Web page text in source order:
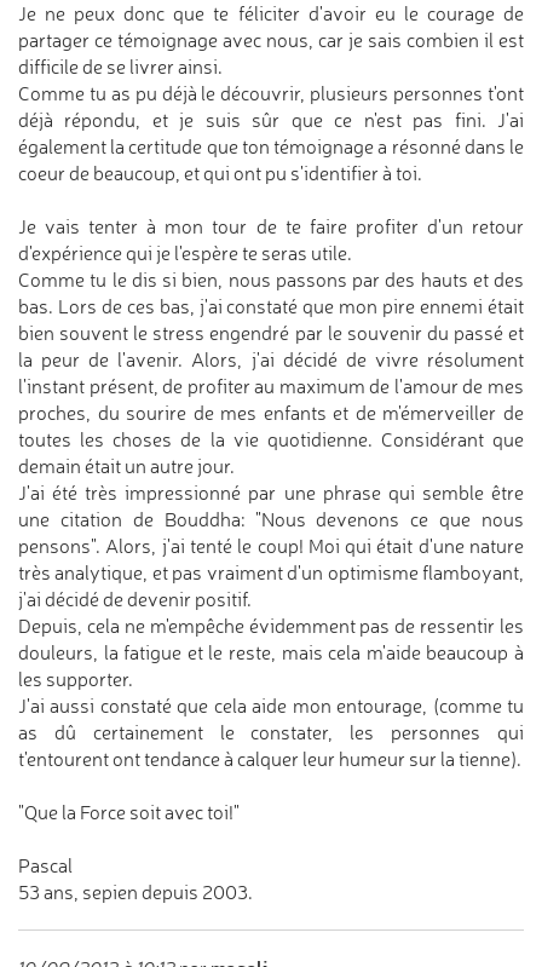
Je ne peux donc que te féliciter d'avoir eu le courage de
partager ce témoignage avec nous, car je sais combien il est
difficile de se livrer ainsi.
Comme tu as pu déjà le découvrir, plusieurs personnes t'ont
déjà répondu, et je suis sûr que ce n'est pas fini. J'ai
également la certitude que ton témoignage a résonné dans le
coeur de beaucoup, et qui ont pu s'identifier à toi.
Je vais tenter à mon tour de te faire profiter d'un retour
d'expérience qui je l'espère te seras utile.
Comme tu le dis si bien, nous passons par des hauts et des
bas. Lors de ces bas, j'ai constaté que mon pire ennemi était
bien souvent le stress engendré par le souvenir du passé et
la peur de l'avenir. Alors, j'ai décidé de vivre résolument
l'instant présent, de profiter au maximum de l'amour de mes
proches, du sourire de mes enfants et de m'émerveiller de
toutes les choses de la vie quotidienne. Considérant que
demain était un autre jour.
J'ai été très impressionné par une phrase qui semble être
une citation de Bouddha: "Nous devenons ce que nous
pensons". Alors, j'ai tenté le coup! Moi qui était d'une nature
très analytique, et pas vraiment d'un optimisme flamboyant,
j'ai décidé de devenir positif.
Depuis, cela ne m'empêche évidemment pas de ressentir les
douleurs, la fatigue et le reste, mais cela m'aide beaucoup à
les supporter.
J'ai aussi constaté que cela aide mon entourage, (comme tu
as dû certainement le constater, les personnes qui
t'entourent ont tendance à calquer leur humeur sur la tienne).
"Que la Force soit avec toi!"
Pascal
53 ans, sepien depuis 2003.